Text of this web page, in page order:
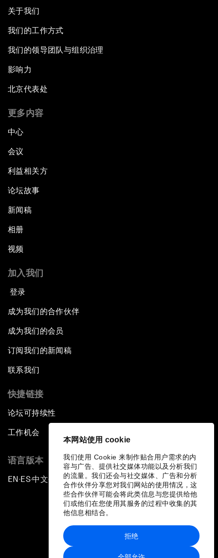
本网站使用 cookie
我们使用 Cookie 来制作贴合用户需求的内
容与广告、提供社交媒体功能以及分析我们
的流量。我们还会与社交媒体、广告和分析
合作伙伴分享您对我们网站的使用情况，这
些合作伙伴可能会将此类信息与您提供给他
们或他们在您使用其服务的过程中收集的其
他信息相结合。
拒绝
关于我们
我们的工作方式
我们的领导团队与组织治理
影响力
北京代表处
更多内容
中心
会议
利益相关方
论坛故事
新闻稿
相册
视频
加入我们
登录
成为我们的合作伙伴
成为我们的会员
订阅我们的新闻稿
联系我们
快捷链接
论坛可持续性
工作机会
语言版本
EN ▪ES▪中文▪ 日本語